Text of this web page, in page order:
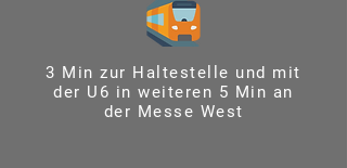
3 Min zur Haltestelle und mit
der U6 in weiteren 5 Min an
der Messe West